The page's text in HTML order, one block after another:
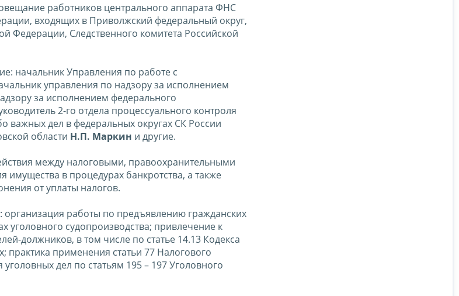
работников центрального аппарата ФНС
входящих в Приволжский федеральный округ,
Федерации, Следственного комитета Российской
начальник Управления по работе с
управления по надзору за исполнением
за исполнением федерального
2-го отдела процессуального контроля
важных дел в федеральных округах СК России
области Н.П. Маркин и другие.
между налоговыми, правоохранительными
в процедурах банкротства, а также
от уплаты налогов.
работы по предъявлению гражданских
уголовного судопроизводства; привлечение к
должников, в том числе по статье 14.13 Кодекса
применения статьи 77 Налогового
дел по статьям 195 – 197 Уголовного